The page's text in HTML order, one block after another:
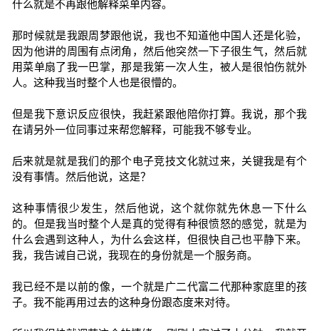
什么就是不再跟他解释菜单内容。
那时候就是我跟周梦跟他说，我也不知道他中国人还是化验，
因为他讲的周围有点闭角，然后他突然一下子很生气，然后就
用菜单扇了我一巴掌，那是我第一次人生，被人是很怕伤就外
人。这种我当时整个人也是很懵的。
但是我下意识反应很快，我赶紧跟他陪你打算。我说，那个我
在请另外一位同事过来帮您解释，可能我不够专业。
后来就是就是我们的那个电子竞技文化就过来，关键我是有个
没有事情。然后他说，这是？
这种事情很少发生，然后他说，这个就你就先休息一下什么
的。但是我当时整个人是真的觉得有种很愤怒的感觉，就是为
什么会遇到这种人，为什么会这样，但很快自己也平静下来。
我，我告诫自己说，我现在的身份就是一个服务商。
我已经不是以前的像，一个就是广二代富二代那种家庭里的孩
子。我不能再用过去的这种身份跟态度来对待。